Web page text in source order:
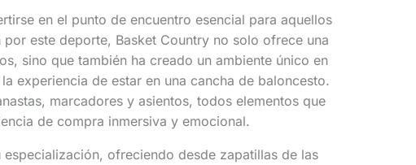
en el punto de encuentro esencial para aquellos
este deporte, Basket Country no solo ofrece una
sino que también ha creado un ambiente único en
experiencia de estar en una cancha de baloncesto.
marcadores y asientos, todos elementos que
de compra inmersiva y emocional.
especialización, ofreciendo desde zapatillas de las